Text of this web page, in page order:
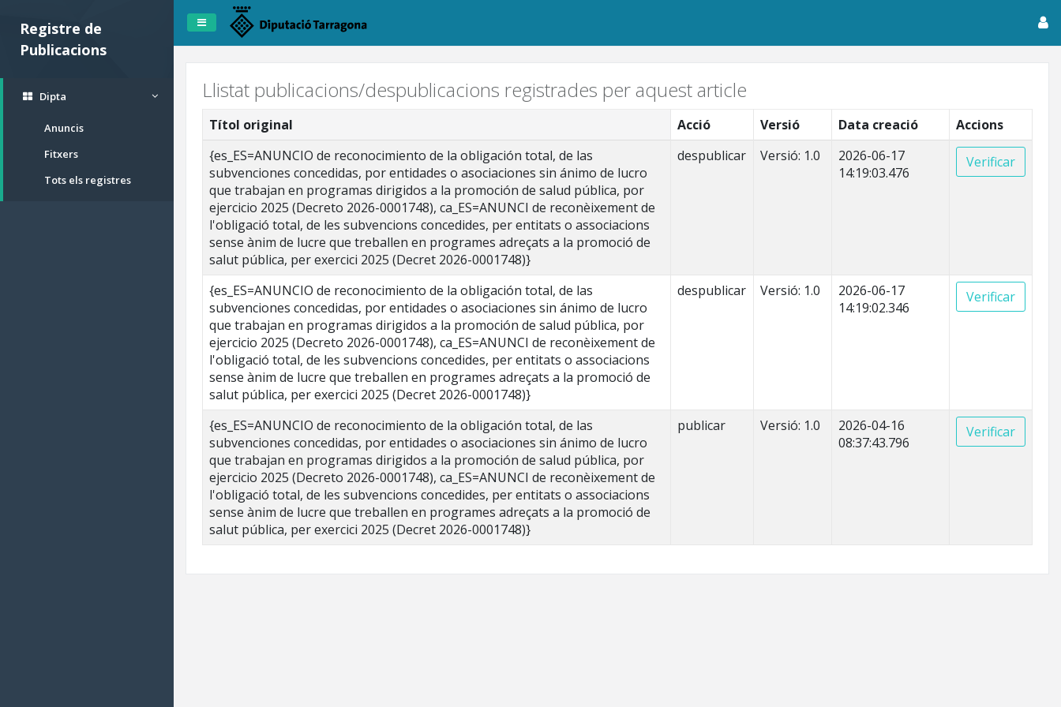
Registre de
Publicacions
Dipta
Anuncis
Fitxers
Tots els registres
Llistat publicacions/despublicacions registrades per aquest article
Títol original Acció Versió Data creació
Accions
{es_ES=ANUNCIO de reconocimiento de la obligación total, de las
subvenciones concedidas, por entidades o asociaciones sin ánimo de lucro
que trabajan en programas dirigidos a la promoción de salud pública, por
ejercicio 2025 (Decreto 2026-0001748), ca_ES=ANUNCI de reconèixement de
l'obligació total, de les subvencions concedides, per entitats o associacions
sense ànim de lucre que treballen en programes adreçats a la promoció de
salut pública, per exercici 2025 (Decret 2026-0001748)}
despublicar Versió: 1.0
2026-06-17
14:19:03.476
Verificar
{es_ES=ANUNCIO de reconocimiento de la obligación total, de las
subvenciones concedidas, por entidades o asociaciones sin ánimo de lucro
que trabajan en programas dirigidos a la promoción de salud pública, por
ejercicio 2025 (Decreto 2026-0001748), ca_ES=ANUNCI de reconèixement de
l'obligació total, de les subvencions concedides, per entitats o associacions
sense ànim de lucre que treballen en programes adreçats a la promoció de
salut pública, per exercici 2025 (Decret 2026-0001748)}
despublicar Versió: 1.0
2026-06-17
14:19:02.346
Verificar
{es_ES=ANUNCIO de reconocimiento de la obligación total, de las
subvenciones concedidas, por entidades o asociaciones sin ánimo de lucro
que trabajan en programas dirigidos a la promoción de salud pública, por
ejercicio 2025 (Decreto 2026-0001748), ca_ES=ANUNCI de reconèixement de
l'obligació total, de les subvencions concedides, per entitats o associacions
sense ànim de lucre que treballen en programes adreçats a la promoció de
salut pública, per exercici 2025 (Decret 2026-0001748)}
publicar Versió: 1.0
2026-04-16
08:37:43.796
Verificar